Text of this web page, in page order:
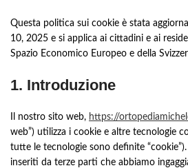
Questa politica sui cookie è stata
10, 2025 e si applica ai cittadini e ai
Spazio Economico Europeo e della
1. Introduzione
Il nostro sito web, https://
web”) utilizza i cookie e altre tecnologie
tutte le tecnologie sono definite
inseriti da terze parti che abbiamo